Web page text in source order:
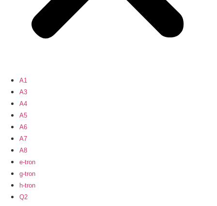
A1
A3
A4
A5
A6
A7
A8
e-tron
g-tron
h-tron
Q2